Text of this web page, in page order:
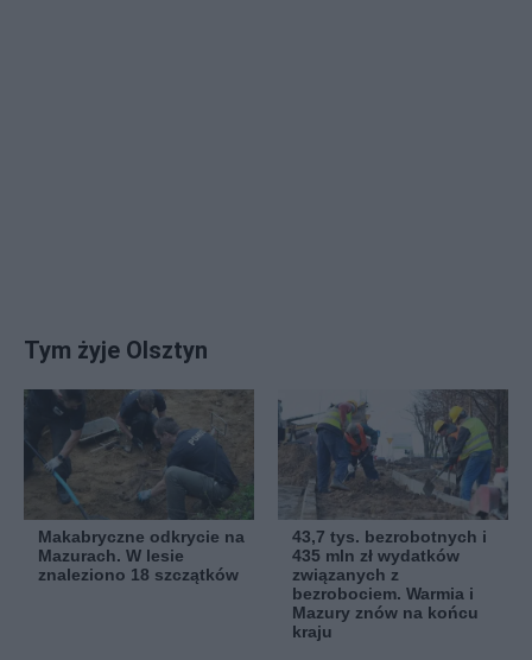
Tym żyje Olsztyn
Makabryczne odkrycie na
Mazurach. W lesie
znaleziono 18 szczątków
43,7 tys. bezrobotnych i
435 mln zł wydatków
związanych z
bezrobociem. Warmia i
Mazury znów na końcu
kraju